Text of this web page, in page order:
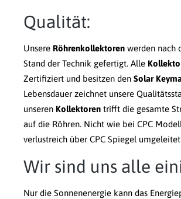
Qualität:
Unsere Röhrenkollektoren werden nach
Stand der Technik gefertigt. Alle
Zertifiziert und besitzen den Solar
Lebensdauer zeichnet unsere
unseren Kollektoren trifft die gesamte
auf die Röhren. Nicht wie bei CPC
verlustreich über CPC Spiegel
Wir sind uns alle
Nur die Sonnenenergie kann das